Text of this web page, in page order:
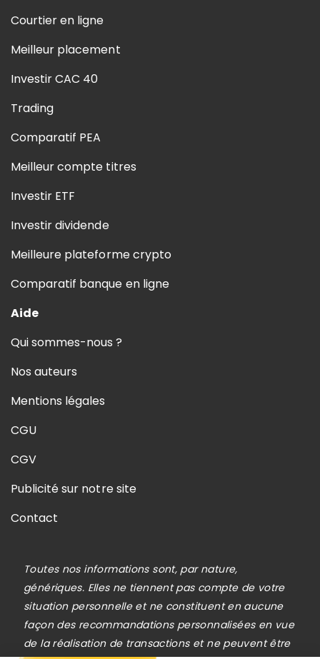
Courtier en ligne
Meilleur placement
Investir CAC 40
Trading
Comparatif PEA
Meilleur compte titres
Investir ETF
Investir dividende
Meilleure plateforme crypto
Comparatif banque en ligne
Aide
Qui sommes-nous ?
Nos auteurs
Mentions légales
CGU
CGV
Publicité sur notre site
Contact
Toutes nos informations sont, par nature,
génériques. Elles ne tiennent pas compte de votre
situation personnelle et ne constituent en aucune
façon des recommandations personnalisées en vue
de la réalisation de transactions et ne peuvent être